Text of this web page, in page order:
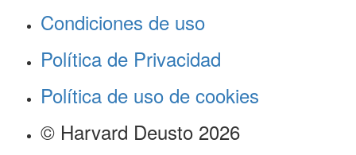
Condiciones de uso
Política de Privacidad
Política de uso de cookies
© Harvard Deusto 2026